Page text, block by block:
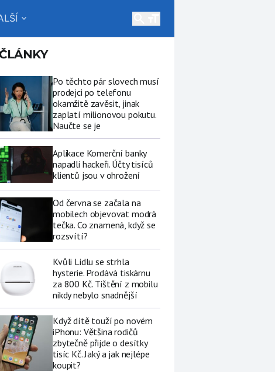
expand_more
Po těchto pár slovech musí
prodejci po telefonu
okamžitě zavěsit, jinak
zaplatí milionovou pokutu.
Naučte se je
Aplikace Komerční banky
napadli hackeři. Účty tisíců
klientů jsou v ohrožení
Od června se začala na
mobilech objevovat modrá
tečka. Co znamená, když se
rozsvítí?
Kvůli Lidlu se strhla
hysterie. Prodává tiskárnu
za 800 Kč. Tištění z mobilu
nikdy nebylo snadnější
Když dítě touží po novém
iPhonu: Většina rodičů
zbytečně přijde o desítky
tisíc Kč. Jaký a jak nejlépe
koupit?